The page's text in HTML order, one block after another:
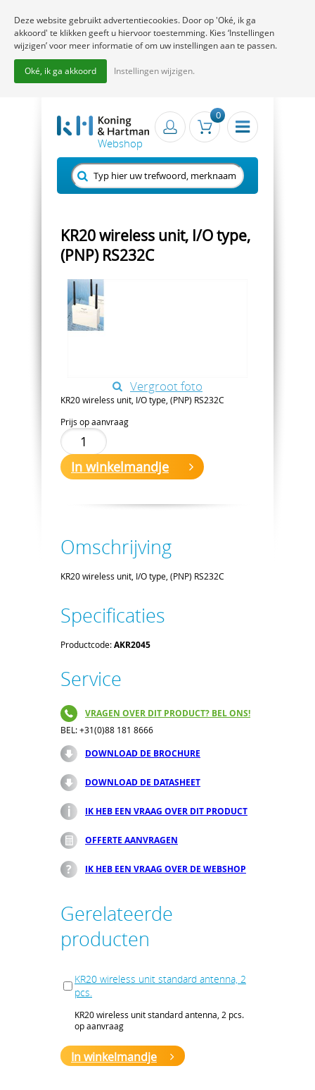
0
KR20 wireless unit, I/O type,
(PNP) RS232C
Vergroot foto
KR20 wireless unit, I/O type, (PNP) RS232C
Prijs op aanvraag
In winkelmandje
Omschrijving
KR20 wireless unit, I/O type, (PNP) RS232C
Specificaties
Productcode:AKR2045
Service
VRAGEN OVER DIT PRODUCT? BEL ONS!
BEL: +31(0)88 181 8666
DOWNLOAD DE BROCHURE
DOWNLOAD DE DATASHEET
IK HEB EEN VRAAG OVER DIT PRODUCT
OFFERTE AANVRAGEN
IK HEB EEN VRAAG OVER DE WEBSHOP
Gerelateerde
producten
KR20 wireless unit standard antenna, 2
pcs.
KR20 wireless unit standard antenna, 2 pcs.
op aanvraag
In winkelmandje
Deze website gebruikt advertentiecookies. Door op 'Oké, ik ga
akkoord' te klikken geeft u hiervoor toestemming. Kies ‘Instellingen
wijzigen’ voor meer informatie of om uw instellingen aan te passen.
Oké, ik ga akkoord Instellingen wijzigen.